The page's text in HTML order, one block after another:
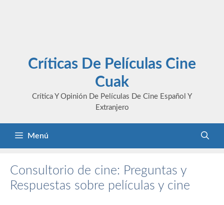
Críticas De Películas Cine
Cuak
Crítica Y Opinión De Películas De Cine Español Y
Extranjero
Menú
Consultorio de cine: Preguntas y
Respuestas sobre películas y cine